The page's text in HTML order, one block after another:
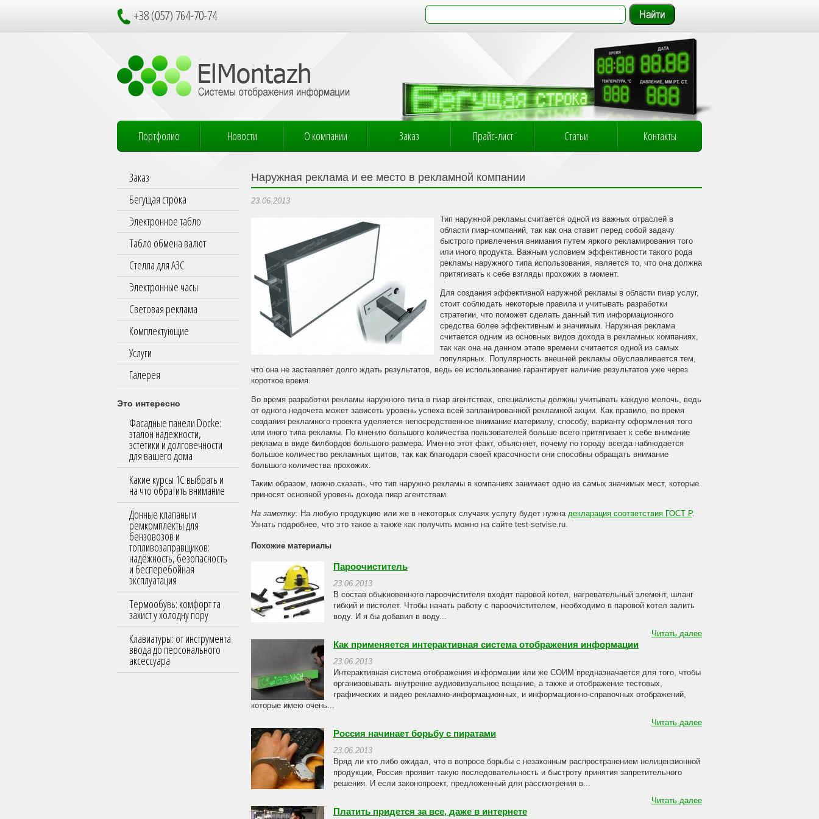
+38 (057) 764-70-74
Портфолио Новости О компании Заказ Прайс-лист Статьи Контакты
Заказ
Бегущая строка
Электронное табло
Табло обмена валют
Стелла для АЗС
Электронные часы
Световая реклама
Комплектующие
Услуги
Галерея
Это интересно
Фасадные панели Docke:
эталон надежности,
эстетики и долговечности
для вашего дома
Какие курсы 1С выбрать и
на что обратить внимание
Донные клапаны и
ремкомплекты для
бензовозов и
топливозаправщиков:
надёжность, безопасность
и бесперебойная
эксплуатация
Термообувь: комфорт та
захист у холодну пору
Клавиатуры: от инструмента
ввода до персонального
аксессуара
Наружная реклама и ее место в рекламной компании
23.06.2013
Тип наружной рекламы считается одной из важных отраслей в
области пиар-компаний, так как она ставит перед собой задачу
быстрого привлечения внимания путем яркого рекламирования того
или иного продукта. Важным условием эффективности такого рода
рекламы наружного типа использования, является то, что она должна
притягивать к себе взгляды прохожих в момент.
Для создания эффективной наружной рекламы в области пиар услуг,
стоит соблюдать некоторые правила и учитывать разработки
стратегии, что поможет сделать данный тип информационного
средства более эффективным и значимым. Наружная реклама
считается одним из основных видов дохода в рекламных компаниях,
так как она на данном этапе времени считается одной из самых
популярных. Популярность внешней рекламы обуславливается тем,
что она не заставляет долго ждать результатов, ведь ее использование гарантирует наличие результатов уже через
короткое время.
Во время разработки рекламы наружного типа в пиар агентствах, специалисты должны учитывать каждую мелочь, ведь
от одного недочета может зависеть уровень успеха всей запланированной рекламной акции. Как правило, во время
создания рекламного проекта уделяется непосредственное внимание материалу, способу, варианту оформления того
или иного типа рекламы. По мнению большого количества пользователей больше всего притягивает к себе внимание
реклама в виде билбордов большого размера. Именно этот факт, объясняет, почему по городу всегда наблюдается
большое количество рекламных щитов, так как благодаря своей красочности они способны обращать внимание
большого количества прохожих.
Таким образом, можно сказать, что тип наружно рекламы в компаниях занимает одно из самых значимых мест, которые
приносят основной уровень дохода пиар агентствам.
На заметку: На любую продукцию или же в некоторых случаях услугу будет нужна декларация соответствия ГОСТ Р.
Узнать подробнее, что это такое а также как получить можно на сайте test-servise.ru.
Похожие материалы
Пароочиститель
23.06.2013
В состав обыкновенного пароочистителя входят паровой котел, нагревательный элемент, шланг
гибкий и пистолет. Чтобы начать работу с пароочистителем, необходимо в паровой котел залить
воду. И я бы добавил в воду...
Читать далее
Как применяется интерактивная система отображения информации
23.06.2013
Интерактивная система отображения информации или же СОИМ предназначается для того, чтобы
организовывать внутренне аудиовизуальное вещание, а также и отображение тестовых,
графических и видео рекламно-информационных, и информационно-справочных отображений,
которые имею очень...
Читать далее
Россия начинает борьбу с пиратами
23.06.2013
Вряд ли кто либо ожидал, что в вопросе борьбы с незаконным распространением нелицензионной
продукции, Россия проявит такую последовательность и быстроту принятия запретительного
решения. И если законопроект, предложенный для рассмотрения в...
Читать далее
Платить придется за все, даже в интернете